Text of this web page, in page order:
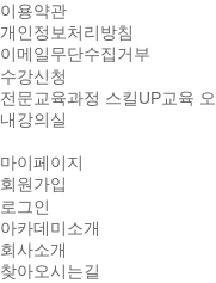
이용약관
개인정보처리방침
이메일무단수집거부
수강신청
전문교육과정 스킬UP교육
내강의실
마이페이지
회원가입
로그인
아카데미소개
회사소개
찾아오시는길